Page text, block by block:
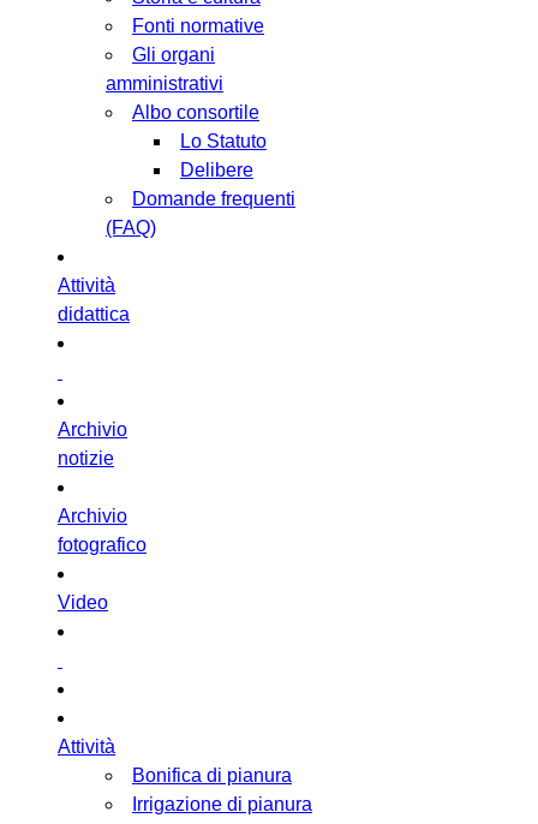
Fonti normative
Gli organi
amministrativi
Albo consortile
Lo Statuto
Delibere
Domande frequenti
(FAQ)
Attività
didattica
Archivio
notizie
Archivio
fotografico
Video
Attività
Bonifica di pianura
Irrigazione di pianura